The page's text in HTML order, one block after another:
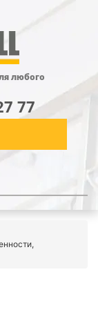
любого
77